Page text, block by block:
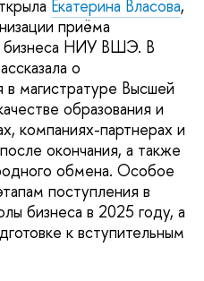
Екатерина Власова,
приёма
бизнеса НИУ ВШЭ. В
о
магистратуре Высшей
образования и
компаниях-партнерах и
окончания, а также
обмена. Особое
поступления в
бизнеса в 2025 году, а
к вступительным